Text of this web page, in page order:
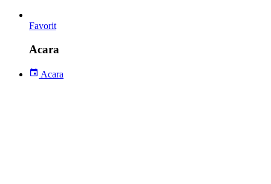
Favorit
Acara
Acara